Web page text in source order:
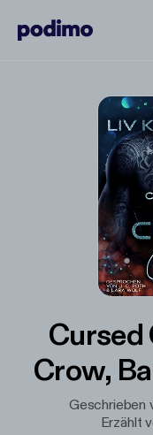
Cursed
Crow,
Geschrieben
Erzählt